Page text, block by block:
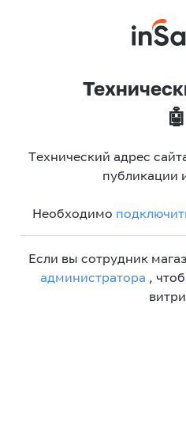
🤖
Технический адрес
публикации
Необходимо
Если вы сотрудник
администратора ,